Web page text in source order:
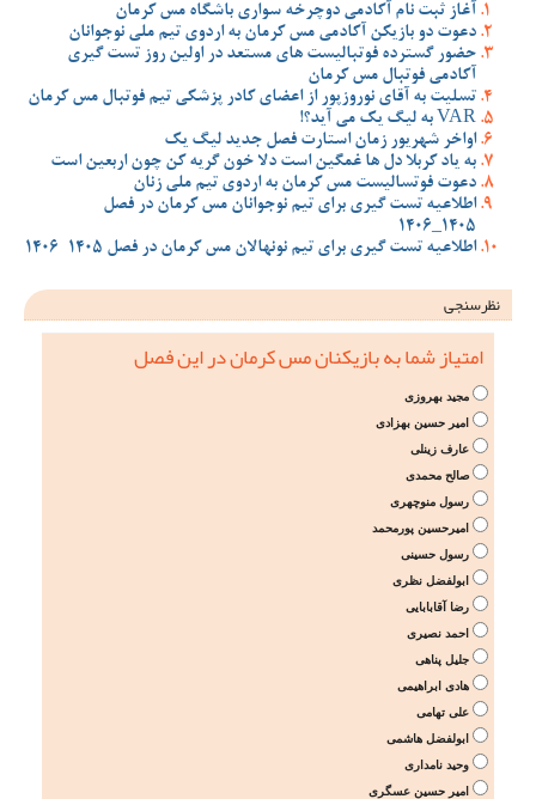
آغاز ثبت نام آکادمی دوچرخه سواری باشگاه مس کرمان
دعوت دو بازیکن آکادمی مس کرمان به اردوی تیم ملی نوجوانان
حضور گسترده فوتبالیست های مستعد در اولین روز تست گیری
آکادمی فوتبال مس کرمان
تسلیت به آقای نوروزپور از اعضای کادر پزشکی تیم فوتبال مس کرمان
VAR به لیگ یک می آید؟!
اواخر شهریور زمان استارت فصل جدید لیگ یک
به یاد کربلا دل ها غمگین است دلا خون گریه کن چون اربعین است
دعوت فوتسالیست مس کرمان به اردوی تیم ملی زنان
اطلاعیه تست گیری برای تیم نوجوانان مس کرمان در فصل
1405_1406
اطلاعیه تست گیری برای تیم نونهالان مس کرمان در فصل 1405-1406
نظرسنجی
امتیاز شما به بازیکنان مس کرمان در این فصل
مجید بهروزی
امیر حسین بهزادی
عارف زینلی
صالح محمدی
رسول منوچهری
امیرحسین پورمحمد
رسول حسینی
ابولفضل نظری
رضا آقابابایی
احمد نصیری
جلیل پناهی
هادی ابراهیمی
علی تهامی
ابولفضل هاشمی
وحید نامداری
امیر حسین عسگری